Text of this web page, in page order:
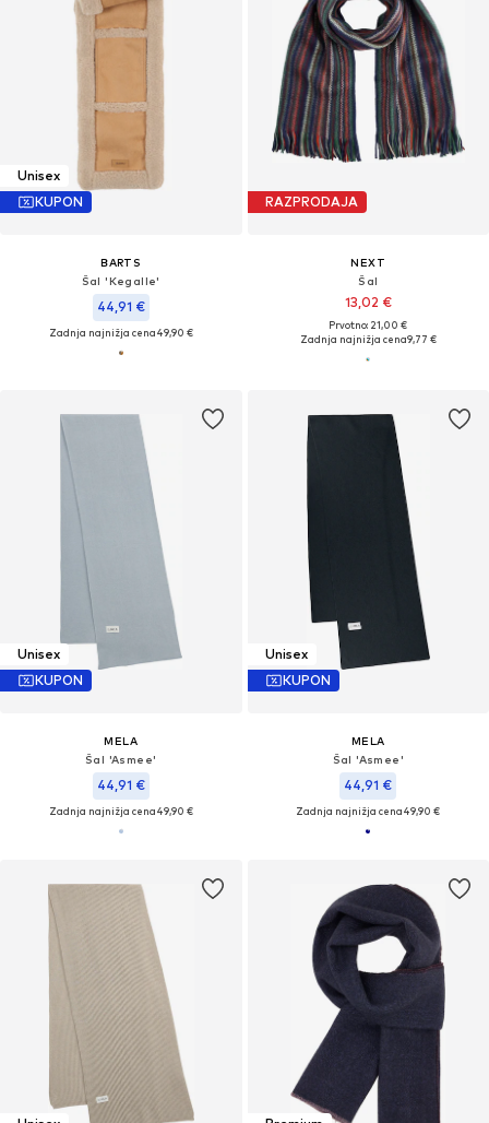
Unisex
KUPON
BARTS
Šal 'Kegalle'
44,91 €
Zadnja najnižja cena49,90 €
RAZPRODAJA
NEXT
Šal
13,02 €
Prvotno: 21,00 €
Zadnja najnižja cena9,77 €
Unisex
KUPON
MELA
Šal 'Asmee'
44,91 €
Zadnja najnižja cena49,90 €
Unisex
KUPON
MELA
Šal 'Asmee'
44,91 €
Zadnja najnižja cena49,90 €